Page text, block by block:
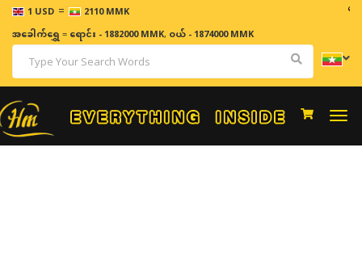
1 USD = 2110 MMK ဈေးနှု
အခေါက်ရွှေ=ရောင်း - 1882000 MMK, ဝယ် - 1874000 MMK